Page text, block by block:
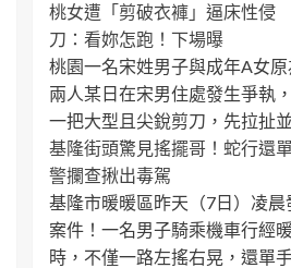
桃女遭「剪破衣褲」逼床性侵
刀：看妳怎跑！下場曝
桃園一名宋姓男子與成年A女原
兩人某日在宋男住處發生爭執
一把大型且尖銳剪刀，先拉扯
基隆街頭驚見搖擺哥！蛇行還
警攔查揪出毒駕
基隆市暖暖區昨天（7日）凌晨
案件！一名男子騎乘機車行經
時，不僅一路左搖右晃，還單